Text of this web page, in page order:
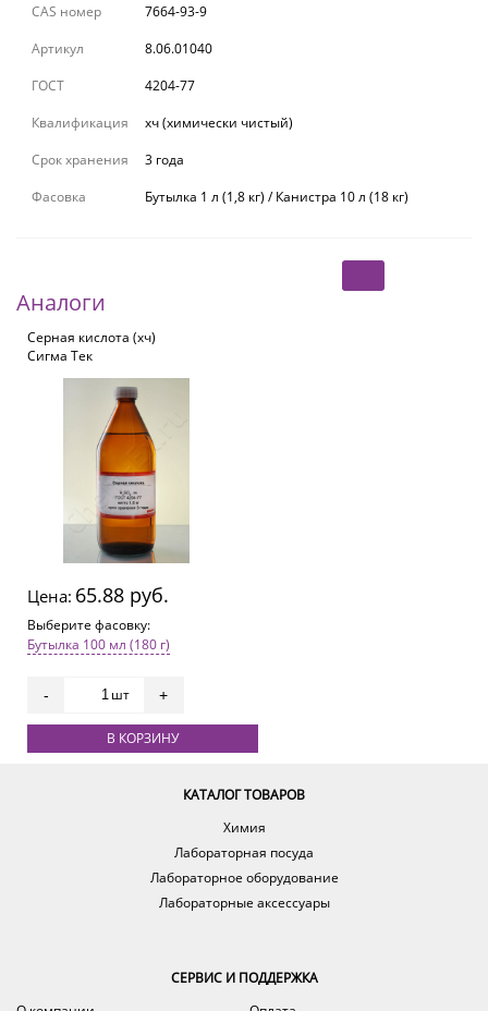
CAS номер
7664-93-9
Артикул
8.06.01040
ГОСТ
4204-77
Квалификация
хч (химически чистый)
Срок хранения
3 года
Фасовка
Бутылка 1 л (1,8 кг) / Канистра 10 л (18 кг)
Аналоги
Серная кислота (хч)
Сигма Тек
Цена: 65.88 руб.
Выберите фасовку:
Бутылка 100 мл (180 г)
- шт +
В КОРЗИНУ
КАТАЛОГ ТОВАРОВ
Химия
Лабораторная посуда
Лабораторное оборудование
Лабораторные аксессуары
СЕРВИС И ПОДДЕРЖКА